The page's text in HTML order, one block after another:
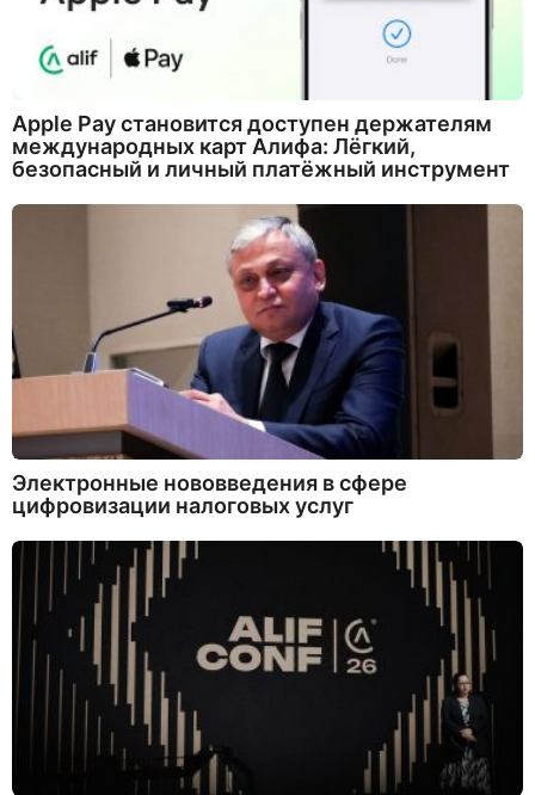
Apple Pay становится доступен держателям
международных карт Алифа: Лёгкий,
безопасный и личный платёжный инструмент
Электронные нововведения в сфере
цифровизации налоговых услуг